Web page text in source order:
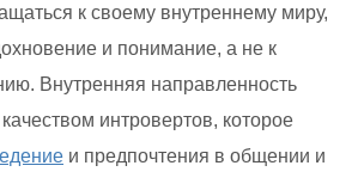
к своему внутреннему миру,
и понимание, а не к
Внутренняя направленность
интровертов, которое
и предпочтения в общении и